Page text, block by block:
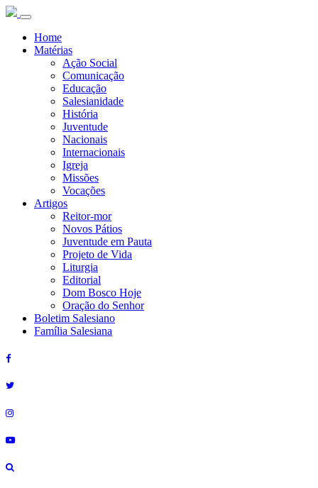
Home
Matérias
Ação Social
Comunicação
Educação
Salesianidade
História
Juventude
Nacionais
Internacionais
Igreja
Missões
Vocações
Artigos
Reitor-mor
Novos Pátios
Juventude em Pauta
Projeto de Vida
Liturgia
Editorial
Dom Bosco Hoje
Oração do Senhor
Boletim Salesiano
Família Salesiana